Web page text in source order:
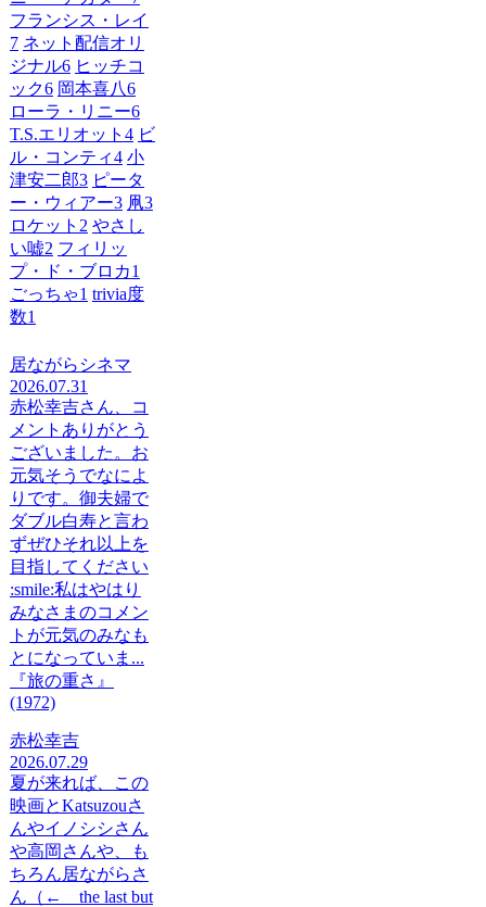
フランシス・レイ
7 ネット配信オリ
ジナル6 ヒッチコ
ック6 岡本喜八6
ローラ・リニー6
T.S.エリオット 4 ビ
ル・コンティ4 小
津安二郎3 ピータ
ー・ウィアー3 凧3
ロケット 2 やさし
い嘘2 フィリッ
プ・ド・ブロカ1
ごっちゃ1 trivia度
数1
居ながらシネマ
2026.07.31
赤松幸吉さん、コ
メントありがとう
ございました。お
元気そうでなによ
りです。御夫婦で
ダブル白寿と言わ
ずぜひそれ以上を
目指してください
:smile:私はやはり
みなさまのコメン
トが元気のみなも
とになっていま...
『旅の重さ』
(1972)
赤松幸吉
2026.07.29
夏が来れば、この
映画とKatsuzouさ
んやイノシシさん
や高岡さんや、も
ちろん居ながらさ
ん（← the last but